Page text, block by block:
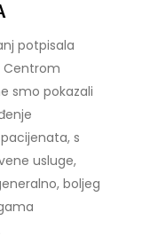
potpisala
Centrom
smo pokazali
s
usluge,
boljeg